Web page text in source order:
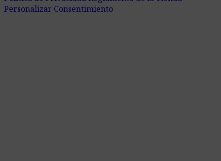
Personalizar Consentimiento